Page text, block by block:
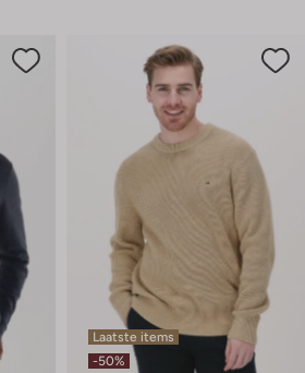
Laatste items
-50%